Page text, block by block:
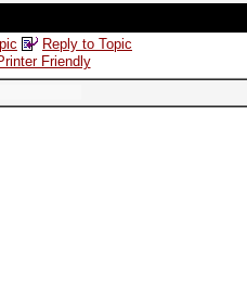
Reply to Topic
Friendly